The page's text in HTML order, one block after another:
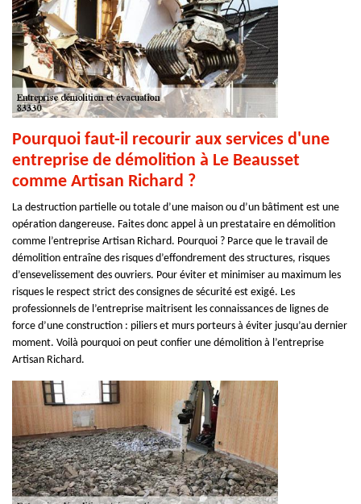
Pourquoi faut-il recourir aux services d'une
entreprise de démolition à Le Beausset
comme Artisan Richard ?
La destruction partielle ou totale d’une maison ou d’un bâtiment est une
opération dangereuse. Faites donc appel à un prestataire en démolition
comme l’entreprise Artisan Richard. Pourquoi ? Parce que le travail de
démolition entraîne des risques d’effondrement des structures, risques
d’ensevelissement des ouvriers. Pour éviter et minimiser au maximum les
risques le respect strict des consignes de sécurité est exigé. Les
professionnels de l’entreprise maitrisent les connaissances de lignes de
force d’une construction : piliers et murs porteurs à éviter jusqu’au dernier
moment. Voilà pourquoi on peut confier une démolition à l’entreprise
Artisan Richard.